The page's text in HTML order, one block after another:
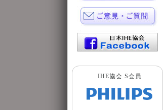
IHE協会 S会員